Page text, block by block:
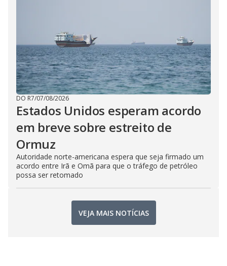
DO R7/07/08/2026
Estados Unidos esperam acordo
em breve sobre estreito de
Ormuz
Autoridade norte-americana espera que seja firmado um
acordo entre Irã e Omã para que o tráfego de petróleo
possa ser retomado
VEJA MAIS NOTÍCIAS